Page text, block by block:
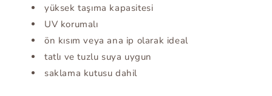
yüksek taşıma kapasitesi
UV korumalı
ön kısım veya ana ip olarak ideal
tatlı ve tuzlu suya uygun
saklama kutusu dahil